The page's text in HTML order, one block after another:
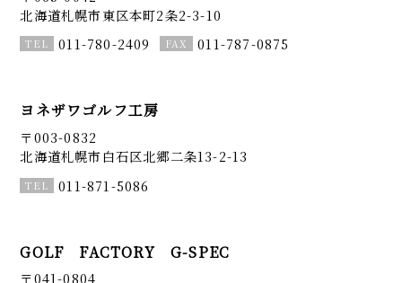
北海道札幌市東区本町2条2-3-10
011-780-2409
011-787-0875
ヨネザワゴルフ工房
〒003-0832
北海道札幌市白石区北郷二条13-2-13
011-871-5086
GOLF FACTORY G-SPEC
〒041-0804